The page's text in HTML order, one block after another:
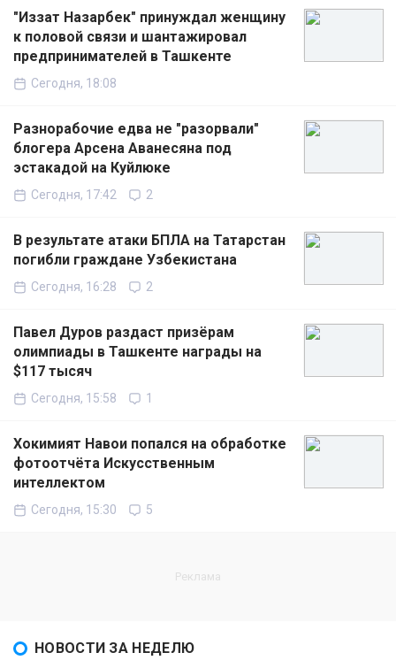
"Иззат Назарбек" принуждал женщину
к половой связи и шантажировал
предпринимателей в Ташкенте
Сегодня, 18:08
Разнорабочие едва не "разорвали"
блогера Арсена Аванесяна под
эстакадой на Куйлюке
Сегодня, 17:42 2
В результате атаки БПЛА на Татарстан
погибли граждане Узбекистана
Сегодня, 16:28 2
Павел Дуров раздаст призёрам
олимпиады в Ташкенте награды на
$117 тысяч
Сегодня, 15:58 1
Хокимият Навои попался на обработке
фотоотчёта Искусственным
интеллектом
Сегодня, 15:30 5
НОВОСТИ ЗА НЕДЕЛЮ